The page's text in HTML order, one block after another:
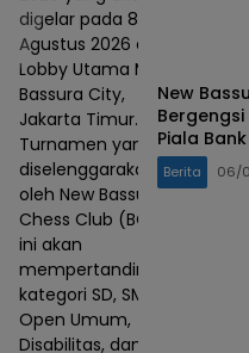
digelar pada 8–9
Agustus 2026 di
Lobby Utama Mall
Bassura City,
Jakarta Timur.
Turnamen yang
diselenggarakan
oleh New Bassura
Chess Club (BCC)
ini akan
mempertandingkan
kategori SD, SMP,
Open Umum,
Disabilitas, dan
New
Piala
Berita 06/